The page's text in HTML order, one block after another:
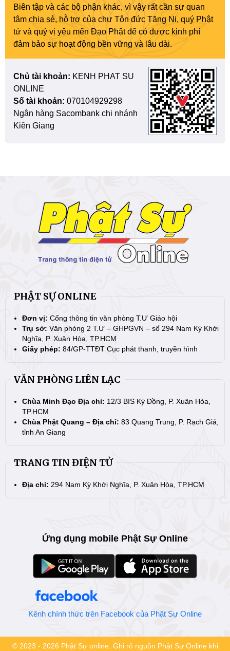
Biên tập và các bộ phận khác, vì vậy rất cần sự quan
tâm chia sẻ, hỗ trợ của chư Tôn đức Tăng Ni, quý Phật
tử và quý vị yêu mến Đạo Phật để có được kinh phí
đảm bảo sự hoạt động bền vững và lâu dài.
Chủ tài khoản: KENH PHAT SU
ONLINE
Số tài khoản: 070104929298
Ngân hàng Sacombank chi nhánh
Kiên Giang
PHẬT SỰ ONLINE
Đơn vị: Cổng thông tin văn phòng T.Ư Giáo hội
Trụ sở: Văn phòng 2 T.Ư – GHPGVN – số 294 Nam Kỳ Khởi
Nghĩa, P. Xuân Hòa, TP.HCM
Giấy phép: 84/GP-TTĐT Cục phát thanh, truyền hình
VĂN PHÒNG LIÊN LẠC
Chùa Minh Đạo Địa chỉ: 12/3 BIS Kỳ Đồng, P. Xuân Hòa,
TP.HCM
Chùa Phật Quang – Địa chỉ: 83 Quang Trung, P. Rạch Giá,
tỉnh An Giang
TRANG TIN ĐIỆN TỬ
Địa chỉ: 294 Nam Kỳ Khởi Nghĩa, P. Xuân Hòa, TP.HCM
Ứng dụng mobile Phật Sự Online
Kênh chính thức trên Facebook của Phật Sự Online
© 2023 - 2026 Phật Sự online. Ghi rõ nguồn Phật Sự Online khi